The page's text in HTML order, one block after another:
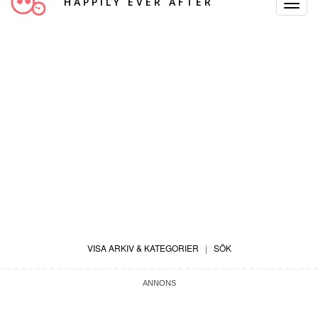
Toggle
VISA ARKIV & KATEGORIER | SÖK